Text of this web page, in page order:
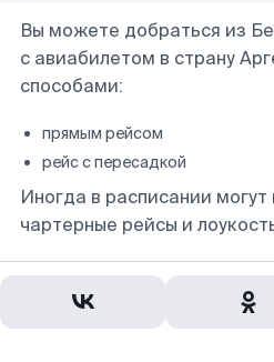
Вы можете добраться из
с авиабилетом в страну
способами:
прямым рейсом
рейс с пересадкой
Иногда в расписании могут
чартерные рейсы и